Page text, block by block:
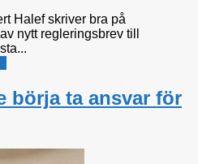
Halef skriver bra på
nytt regleringsbrev till
börja ta ansvar för